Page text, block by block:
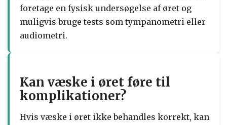
foretage en fysisk undersøgelse af øret og
muligvis bruge tests som tympanometri eller
audiometri.
Kan væske i øret føre til
komplikationer?
Hvis væske i øret ikke behandles korrekt, kan